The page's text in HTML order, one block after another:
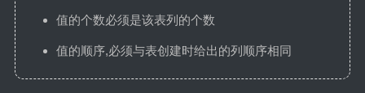
值的个数必须是该表列的个数
值的顺序,必须与表创建时给出的列顺序相同